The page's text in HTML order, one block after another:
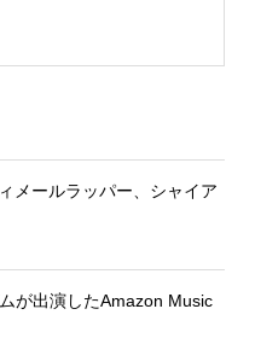
メールラッパー、シャイア
が出演したAmazon Music